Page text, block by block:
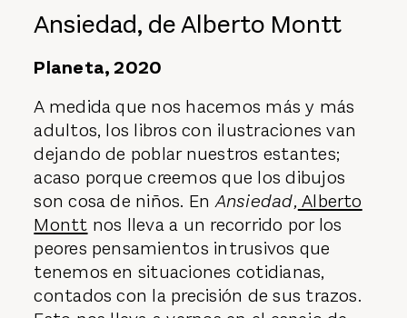
Ansiedad, de Alberto Montt
Planeta, 2020
A medida que nos hacemos más y más
adultos, los libros con ilustraciones van
dejando de poblar nuestros estantes;
acaso porque creemos que los dibujos
son cosa de niños. EnAnsiedad, Alberto
Montt nos lleva a un recorrido por los
peores pensamientos intrusivos que
tenemos en situaciones cotidianas,
contados con la precisión de sus trazos.